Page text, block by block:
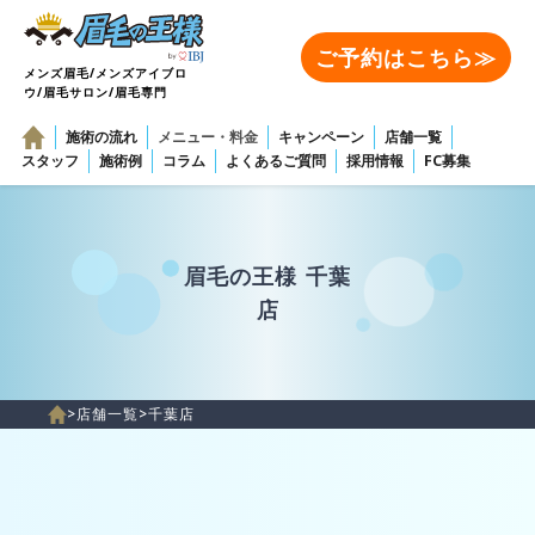
メンズ眉毛/メンズアイブロ
ウ/眉毛サロン/眉毛専門
ご予約はこちら≫
施術の流れ メニュー・料金 キャンペーン
店舗一覧
スタッフ
施術例 コラム よくあるご質問 採用情報 FC募集
眉毛の王様 千葉
店
>店舗一覧>千葉店